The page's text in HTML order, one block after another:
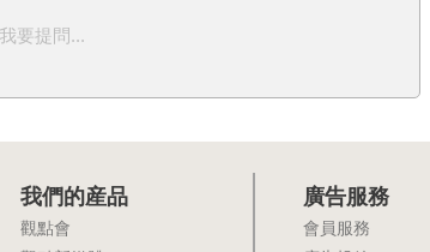
我要提問...
我們的産品
觀點會
廣告服務
會員服務